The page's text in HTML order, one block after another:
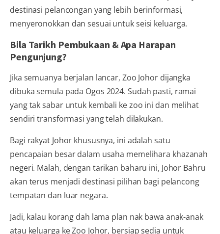
destinasi pelancongan yang lebih berinformasi,
menyeronokkan dan sesuai untuk seisi keluarga.
Bila Tarikh Pembukaan & Apa Harapan
Pengunjung?
Jika semuanya berjalan lancar, Zoo Johor dijangka
dibuka semula pada Ogos 2024. Sudah pasti, ramai
yang tak sabar untuk kembali ke zoo ini dan melihat
sendiri transformasi yang telah dilakukan.
Bagi rakyat Johor khususnya, ini adalah satu
pencapaian besar dalam usaha memelihara khazanah
negeri. Malah, dengan tarikan baharu ini, Johor Bahru
akan terus menjadi destinasi pilihan bagi pelancong
tempatan dan luar negara.
Jadi, kalau korang dah lama plan nak bawa anak-anak
atau keluarga ke Zoo Johor, bersiap sedia untuk